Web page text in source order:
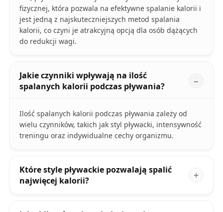
fizycznej, która pozwala na efektywne spalanie kalorii i
jest jedną z najskuteczniejszych metod spalania
kalorii, co czyni je atrakcyjną opcją dla osób dążących
do redukcji wagi.
Jakie czynniki wpływają na ilość
spalanych kalorii podczas pływania?
Ilość spalanych kalorii podczas pływania zależy od
wielu czynników, takich jak styl pływacki, intensywność
treningu oraz indywidualne cechy organizmu.
Które style pływackie pozwalają spalić
najwięcej kalorii?